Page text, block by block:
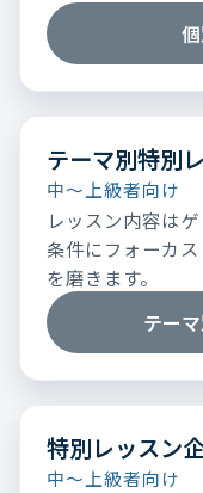
テーマ別特別
中～上級者向け
レッスン内容は
条件にフォーカ
を磨きます。
テー
特別レッスン
中～上級者向け